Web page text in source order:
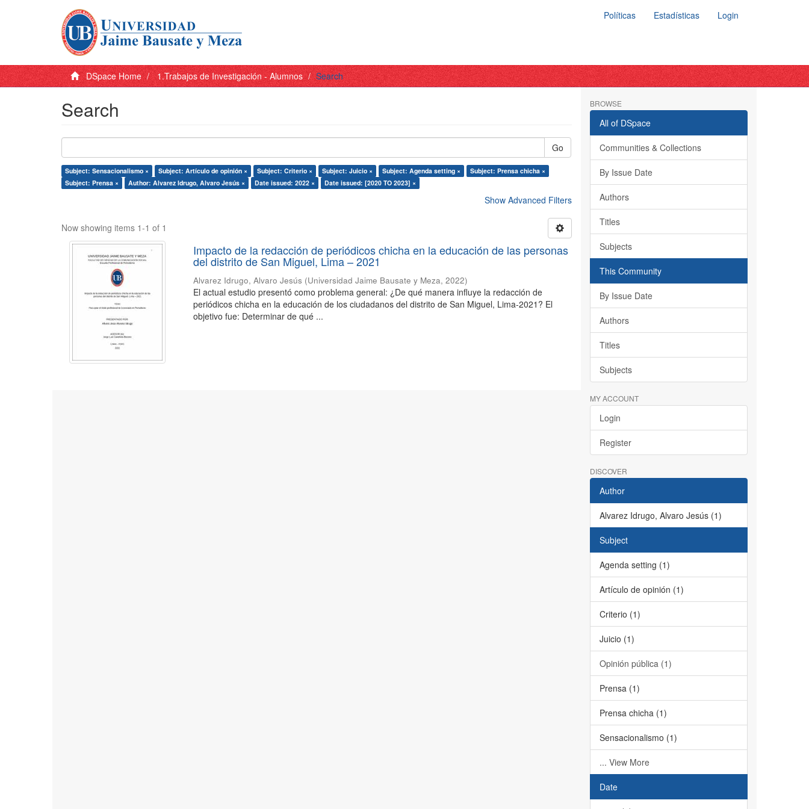
Políticas Estadísticas Login
DSpace Home 1.Trabajos de Investigación - Alumnos Search
Search
Go
Subject: Sensacionalismo × Subject: Artículo de opinión × Subject: Criterio × Subject: Juicio × Subject: Agenda setting ×
Subject: Prensa chicha ×
Subject: Prensa ×
Author: Alvarez Idrugo, Alvaro Jesús × Date issued: 2022 × Date issued: [2020 TO 2023] ×
Show Advanced Filters
Now showing items 1-1 of 1
Impacto de la redacción de periódicos chicha en la educación de las personas
del distrito de San Miguel, Lima – 2021
Alvarez Idrugo, Alvaro Jesús (Universidad Jaime Bausate y Meza,2022)
El actual estudio presentó como problema general: ¿De qué manera influye la redacción de
periódicos chicha en la educación de los ciudadanos del distrito de San Miguel, Lima-2021? El
objetivo fue: Determinar de qué ...
BROWSE
All of DSpace
Communities & Collections
By Issue Date
Authors
Titles
Subjects
This Community
By Issue Date
Authors
Titles
Subjects
MY ACCOUNT
Login
Register
DISCOVER
Author
Alvarez Idrugo, Alvaro Jesús (1)
Subject
Agenda setting (1)
Artículo de opinión (1)
Criterio (1)
Juicio (1)
Opinión pública (1)
Prensa (1)
Prensa chicha (1)
Sensacionalismo (1)
... View More
Date